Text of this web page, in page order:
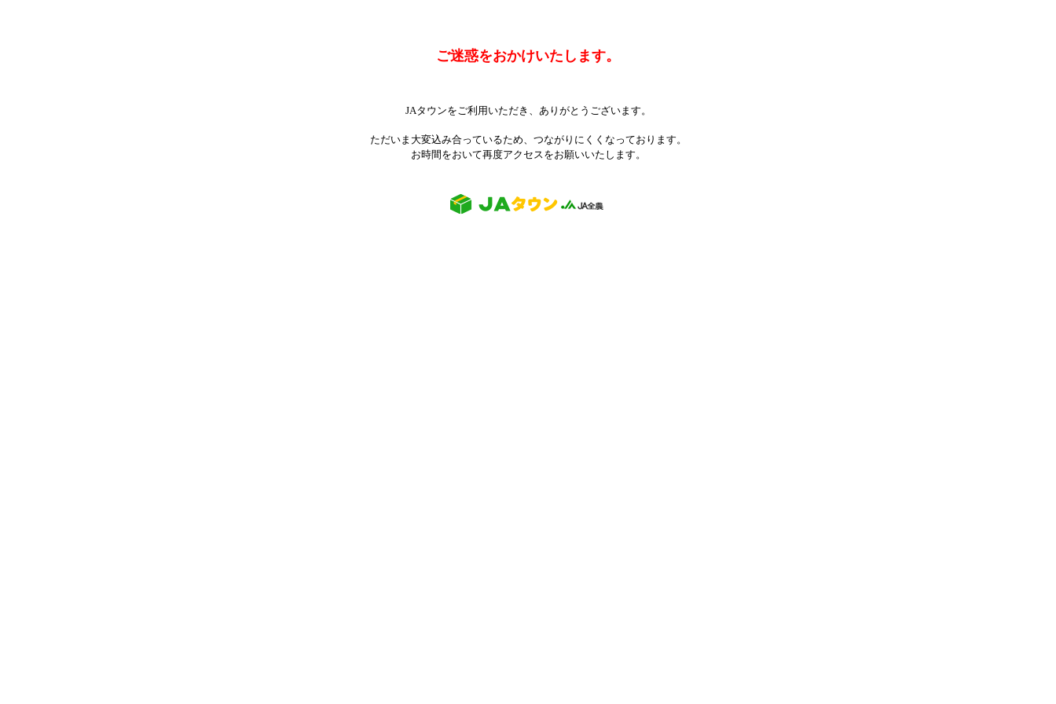
ご迷惑をおかけいたします。
JAタウンをご利用いただき、ありがとうございます。
ただいま大変込み合っているため、つながりにくくなっております。
お時間をおいて再度アクセスをお願いいたします。